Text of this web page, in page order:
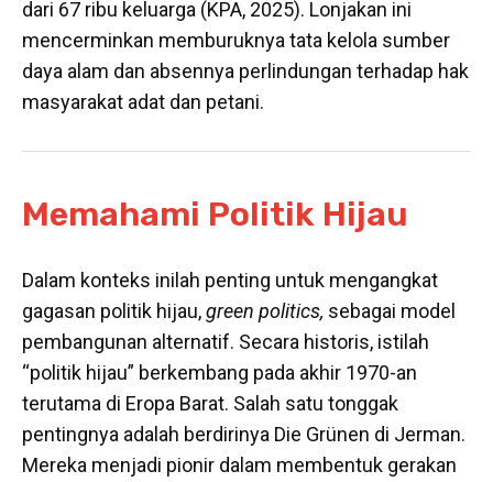
dari 67 ribu keluarga (KPA, 2025). Lonjakan ini
mencerminkan memburuknya tata kelola sumber
daya alam dan absennya perlindungan terhadap hak
masyarakat adat dan petani.
Memahami Politik Hijau
Dalam konteks inilah penting untuk mengangkat
gagasan politik hijau,green politics, sebagai model
pembangunan alternatif. Secara historis, istilah
“politik hijau” berkembang pada akhir 1970-an
terutama di Eropa Barat. Salah satu tonggak
pentingnya adalah berdirinya Die Grünen di Jerman.
Mereka menjadi pionir dalam membentuk gerakan